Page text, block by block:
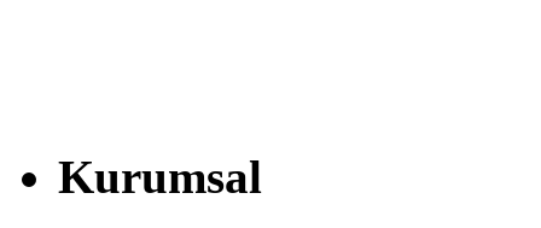
Kurumsal